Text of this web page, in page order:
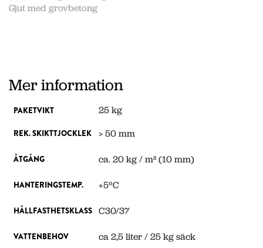
Gjut med grovbetong
Mer information
PAKETVIKT 25 kg
REK. SKIKTTJOCKLEK > 50 mm
ÅTGÅNG ca. 20 kg / m² (10 mm)
HANTERINGSTEMP. +5ºC
HÅLLFASTHETSKLASS C30/37
VATTENBEHOV ca 2,5 liter / 25 kg säck